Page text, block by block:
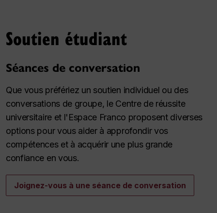
Soutien étudiant
Séances de conversation
Que vous préfériez un soutien individuel ou des
conversations de groupe, le Centre de réussite
universitaire et l'Espace Franco proposent diverses
options pour vous aider à approfondir vos
compétences et à acquérir une plus grande
confiance en vous.
Joignez-vous à une séance de conversation